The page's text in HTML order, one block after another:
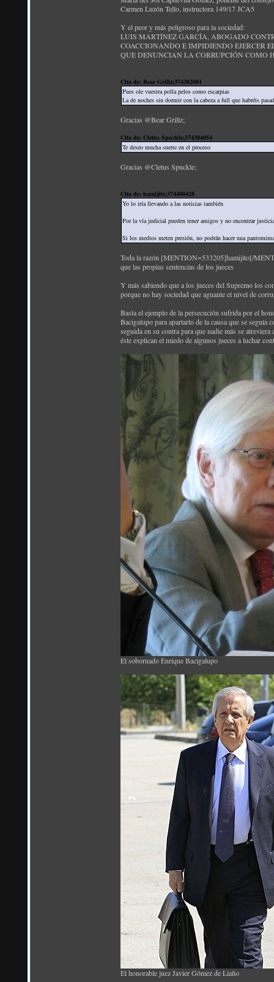
Carmen Luzón Tello, instructora 149/17 JCA5
Y el peor y más peligroso para la sociedad:
LUIS MARTÍNEZ GARCÍA, ABOGADO
COACCIONANDO E IMPIDIENDO EJERCER
QUE DENUNCIAN LA CORRUPCIÓN COMO
Cita de: Bear Grillz;374382081
Pues ole vuestra polla pelos como escarpias
La de noches sin dormir con la cabeza a full que habréis
Gracias @Bear Grillz;
Cita de: Cletus Spuckle;374384054
Te deseo mucha suerte en el proceso
Gracias @Cletus Spuckle;
Cita de: hamijito;374400428
Yo lo iría llevando a las noticias también
Por la vía judicial pueden tener amigos y no encontrar justicia
Si los medios meten presión, no podrán hacer una
Toda la razón [MENTION=533205]hamijito[/
que las propias sentencias de los jueces
Y más sabiendo que a los jueces del Supremo los
porque no hay sociedad que aguante el nivel de
Basta el ejemplo de la persecución sufrida por el
Bacigalupo para apartarlo de la causa que se seguía
seguida en su contra para que nadie más se
éste explican el miedo de algunos jueces a luchar
El sobornado Enrique Bacigalupo
El honorable juez Javier Gómez de Liaño